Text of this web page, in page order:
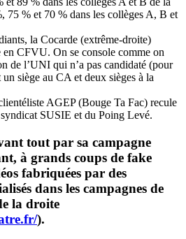
75 % et 70 % dans les collèges A, B et
la Cocarde (extrême-droite)
en CFVU. On se console comme on
de l’UNI qui n’a pas candidaté (pour
siège au CA et deux sièges à la
AGEP (Bouge Ta Fac) recule
SUSIE et du Poing Levé.
tout par sa campagne
à grands coups de fake
fabriquées par des
dans les campagnes de
la droite
).